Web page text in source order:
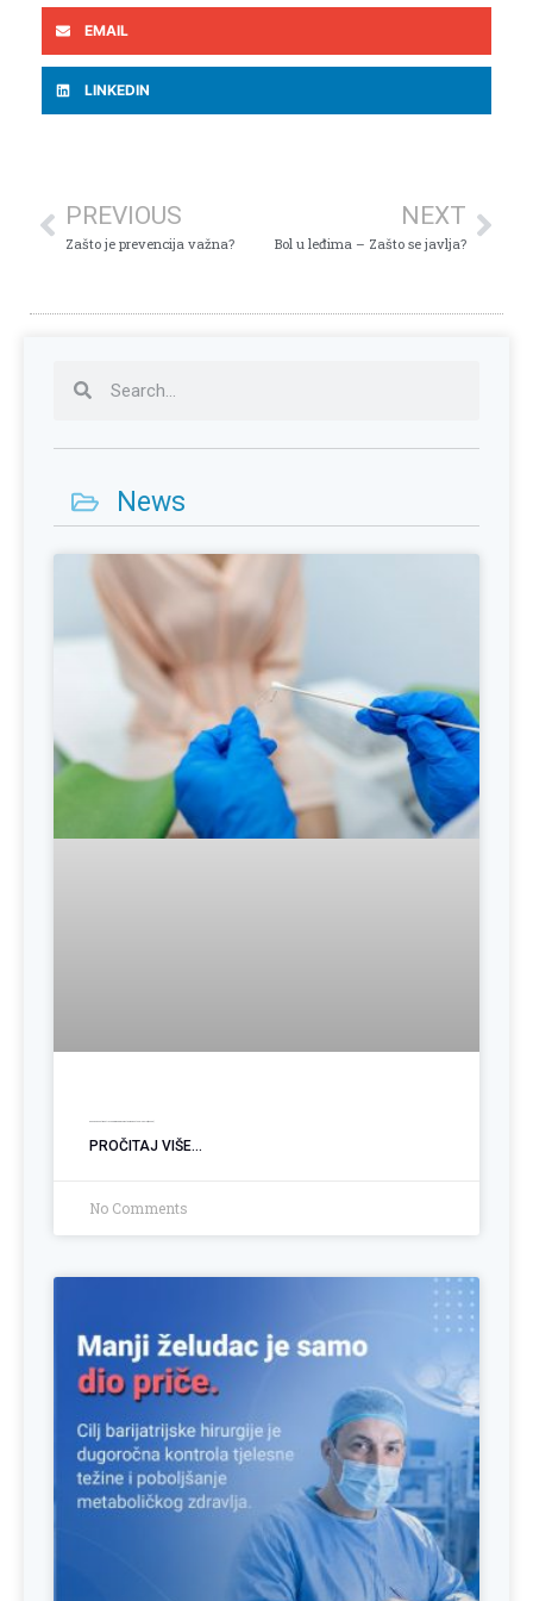
EMAIL
LINKEDIN
PREVIOUS
Zašto je prevencija važna?
NEXT
Bol u leđima – Zašto se javlja?
News
PROČITAJ VIŠE...
No Comments